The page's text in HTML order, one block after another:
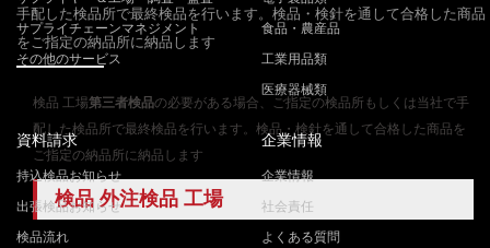
手配した検品所で最終検品を行います。検品・検針を通して合格した商品
をご指定の納品所に納品します
検品 工場第三者検品の必要がある場合、ご指定の検品所もしくは当社で手
配した検品所で最終検品を行います。検品・検針を通して合格した商品を
ご指定の納品所に納品します
検品 外注検品 工場
サプライチェーンマネジメント
その他のサービス
食品・農産品
工業用品類
医療器械類
資料請求
持込検品お知らせ
出張検品お知らせ
検品流れ
企業情報
企業情報
社会責任
よくある質問